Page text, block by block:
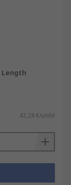
Length
42,28 €/unité